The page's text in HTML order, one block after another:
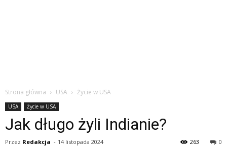
Strona główna USA Życie w USA
USA Życie w USA
Jak długo żyli Indianie?
Przez Redakcja - 14 listopada 2024 0
263